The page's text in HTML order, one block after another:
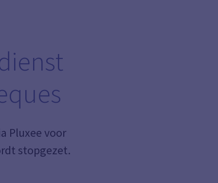
Pluxee voor
stopgezet.